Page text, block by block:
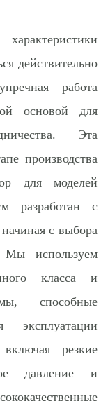
действительно
работа
основой для
Эта
производства
для моделей
разработан с
с выбора
Мы используем
класса и
способные
эксплуатации
резкие
давление и